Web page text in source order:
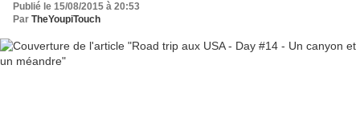
Publié le 15/08/2015 à 20:53
Par TheYoupiTouch